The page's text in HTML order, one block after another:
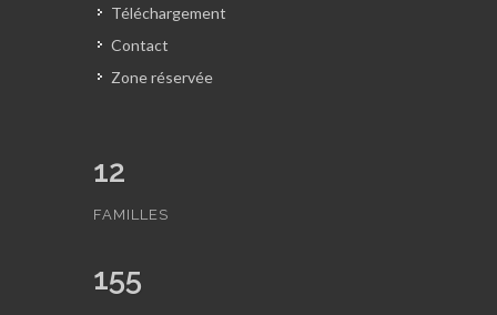
Téléchargement
Contact
Zone réservée
12
FAMILLES
155